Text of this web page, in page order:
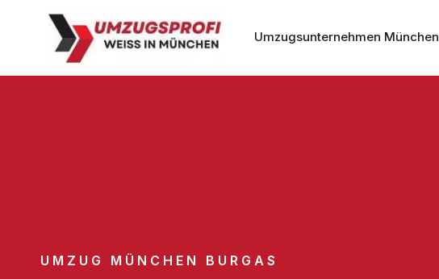
Umzugsunternehmen München
UMZUG MÜNCHEN BURGAS